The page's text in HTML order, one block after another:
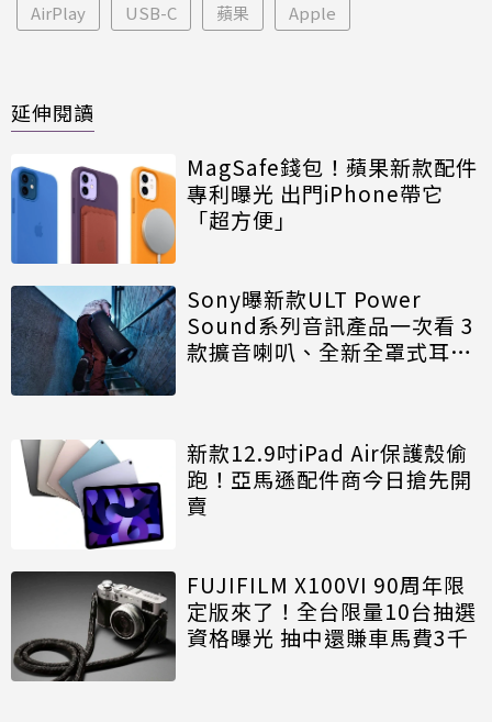
AirPlay USB-C 蘋果 Apple
延伸閱讀
MagSafe錢包！蘋果新款配件
專利曝光 出門iPhone帶它
「超方便」
Sony曝新款ULT Power
Sound系列音訊產品一次看 3
款擴音喇叭、全新全罩式耳機
新款12.9吋iPad Air保護殼偷
跑！亞馬遜配件商今日搶先開
賣
FUJIFILM X100VI 90周年限
定版來了！全台限量10台抽選
資格曝光 抽中還賺車馬費3千